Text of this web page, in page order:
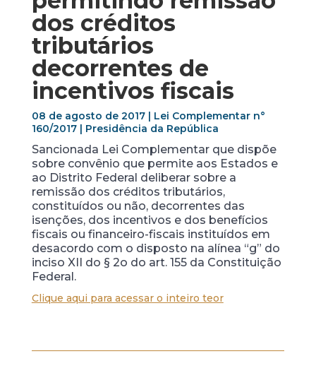
dos créditos
tributários
decorrentes de
incentivos fiscais
08 de agosto de 2017 | Lei Complementar n°
160/2017 | Presidência da República
Sancionada Lei Complementar que dispõe
sobre convênio que permite aos Estados e
ao Distrito Federal deliberar sobre a
remissão dos créditos tributários,
constituídos ou não, decorrentes das
isenções, dos incentivos e dos benefícios
fiscais ou financeiro-fiscais instituídos em
desacordo com o disposto na alínea “g” do
inciso XII do § 2o do art. 155 da Constituição
Federal.
Clique aqui para acessar o inteiro teor